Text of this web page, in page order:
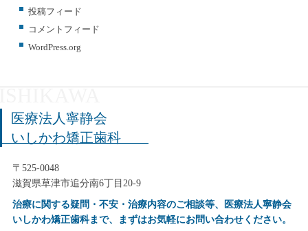
投稿フィード
コメントフィード
WordPress.org
医療法人寧静会
いしかわ矯正歯科
〒525-0048
滋賀県草津市追分南6丁目20-9
治療に関する疑問・不安・治療内容のご相談等、医療法人寧静会
いしかわ矯正歯科まで、まずはお気軽にお問い合わせください。